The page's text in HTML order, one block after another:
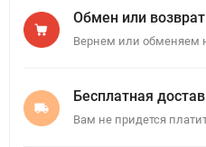
Обмен или возврат
Вернем или обменяем
Бесплатная
Вам не придется